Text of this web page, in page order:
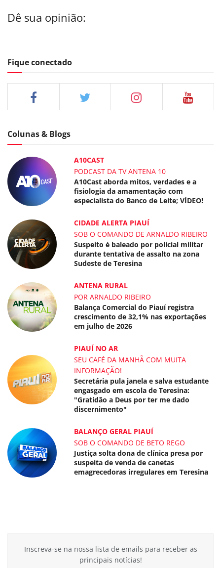
Dê sua opinião:
Fique conectado
Colunas & Blogs
A10CAST
PODCAST DA TV ANTENA 10
A10Cast aborda mitos, verdades e a
fisiologia da amamentação com
especialista do Banco de Leite; VÍDEO!
CIDADE ALERTA PIAUÍ
SOB O COMANDO DE ARNALDO RIBEIRO
Suspeito é baleado por policial militar
durante tentativa de assalto na zona
Sudeste de Teresina
ANTENA RURAL
POR ARNALDO RIBEIRO
Balança Comercial do Piauí registra
crescimento de 32,1% nas exportações
em julho de 2026
PIAUÍ NO AR
SEU CAFÉ DA MANHÃ COM MUITA
INFORMAÇÃO!
Secretária pula janela e salva estudante
engasgado em escola de Teresina:
"Gratidão a Deus por ter me dado
discernimento"
BALANÇO GERAL PIAUÍ
SOB O COMANDO DE BETO REGO
Justiça solta dona de clínica presa por
suspeita de venda de canetas
emagrecedoras irregulares em Teresina
Inscreva-se na nossa lista de emails para receber as
principais notícias!